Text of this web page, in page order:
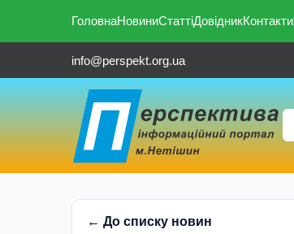
ГоловнаНовиниСтаттіДовідникКонтакти
info@perspekt.org.ua
← До списку новин